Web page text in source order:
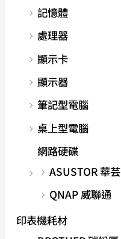
記憶體
處理器
顯示卡
顯示器
筆記型電腦
桌上型電腦
網路硬碟
ASUSTOR 華芸
QNAP 威聯通
印表機耗材